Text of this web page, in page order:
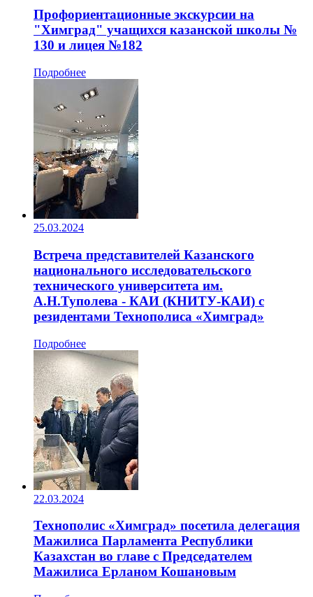
Профориентационные экскурсии на
"Химград" учащихся казанской школы №
130 и лицея №182
Подробнее
25.03.2024
Встреча представителей Казанского
национального исследовательского
технического университета им.
А.Н.Туполева - КАИ (КНИТУ-КАИ) с
резидентами Технополиса «Химград»
Подробнее
22.03.2024
Технополис «Химград» посетила делегация
Мажилиса Парламента Республики
Казахстан во главе с Председателем
Мажилиса Ерланом Кошановым